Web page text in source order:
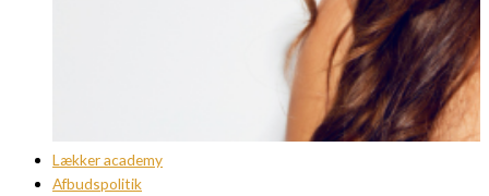
Lækker academy
Afbudspolitik